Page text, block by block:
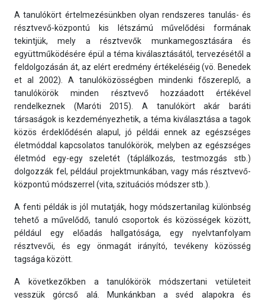
A tanulókört értelmezésünkben olyan rendszeres tanulás- és
résztvevő-központú kis létszámú művelődési formának
tekintjük, mely a résztvevők munkamegosztására és
együttműködésére épül a téma kiválasztásától, tervezésétől a
feldolgozásán át, az elért eredmény értékeléséig (vö. Benedek
et al 2002). A tanulóközösségben mindenki főszereplő, a
tanulókörök minden résztvevő hozzáadott értékével
rendelkeznek (Maróti 2015). A tanulókört akár baráti
társaságok is kezdeményezhetik, a téma kiválasztása a tagok
közös érdeklődésén alapul, jó példái ennek az egészséges
életmóddal kapcsolatos tanulókörök, melyben az egészséges
életmód egy-egy szeletét (táplálkozás, testmozgás stb.)
dolgozzák fel, például projektmunkában, vagy más résztvevő-
központú módszerrel (vita, szituációs módszer stb.).
A fenti példák is jól mutatják, hogy módszertanilag különbség
tehető a művelődő, tanuló csoportok és közösségek között,
például egy előadás hallgatósága, egy nyelvtanfolyam
résztvevői, és egy önmagát irányító, tevékeny közösség
tagsága között.
A következőkben a tanulókörök módszertani vetületeit
vesszük górcső alá. Munkánkban a svéd alapokra és